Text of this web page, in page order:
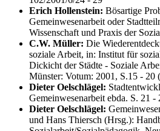
Erich Hollenstein: Bösartige
Gemeinwesenarbeit oder
Wissenschaft und Praxis der
C.W. Müller: Die
soziale Arbeit, in: Institut für
Dickicht der Städte - Soziale
Münster: Votum: 2001, S.15 - 20
Dieter Oelschlägel:
Gemeinwesenarbeit ebda. S. 21 -
Dieter Oelschlägel:
und Hans Thiersch (Hrsg.):